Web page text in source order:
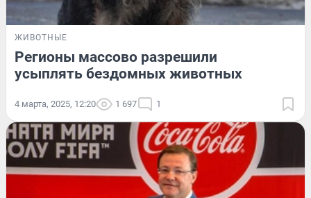
ЖИВОТНЫЕ
Регионы массово разрешили
усыплять бездомных животных
4 марта, 2025, 12:20 1 697 1